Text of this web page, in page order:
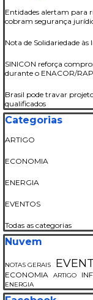
Entidades alertam para
cobram segurança
Nota de Solidariedade
SINICON reforça
durante o ENACOR/
Brasil pode travar
qualificados
Pular bloco
Categorias
ARTIGO
ECONOMIA
ENERGIA
EVENTOS
Todas as categorias
Pular bloco
Nuvem
NOTAS GERAIS
ECONOMIA ARTIGO
ENERGIA